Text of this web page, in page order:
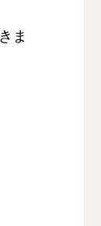
ま